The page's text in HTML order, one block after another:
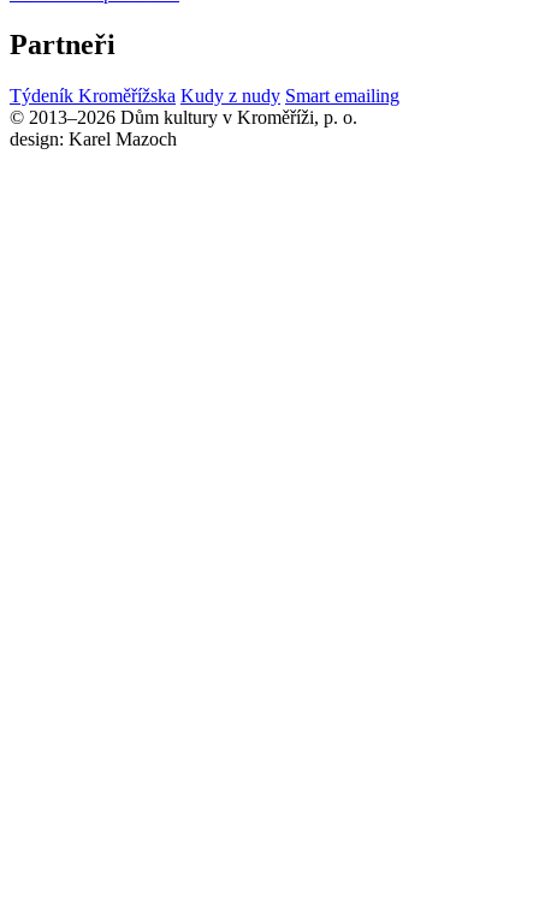
Partneři
Týdeník Kroměřížska Kudy z nudy Smart emailing
© 2013–2026 Dům kultury v Kroměříži, p. o.
design: Karel Mazoch